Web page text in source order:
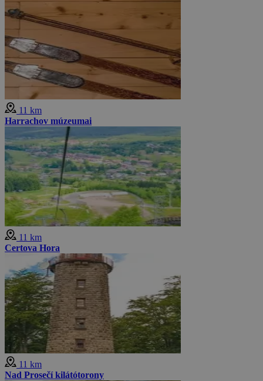
11 km
Harrachov múzeumai
11 km
Certova Hora
11 km
Nad Prosečí kilátótorony